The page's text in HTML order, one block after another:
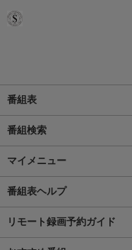
番組表
番組検索
マイメニュー
番組表ヘルプ
リモート録画予約ガイド